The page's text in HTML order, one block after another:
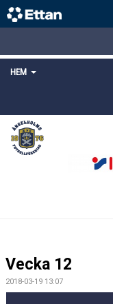
HEM
STARTSIDA
NYHETER
LÄNKAR
Vecka 12
2018-03-19 13:07